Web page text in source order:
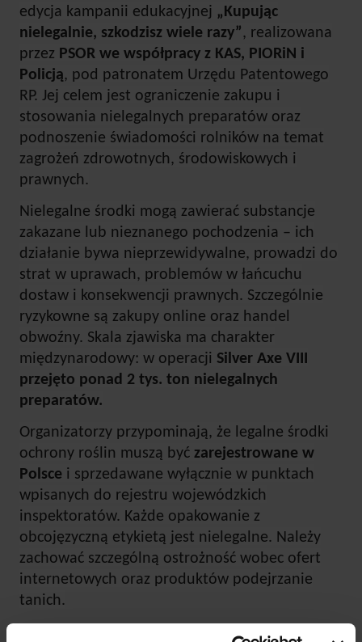
edycja kampanii edukacyjnej „Kupując
nielegalnie, szkodzisz wiele razy”, realizowana
przez PSOR we współpracy z KAS, PIORiN i
Policją, pod patronatem Urzędu Patentowego
RP. Jej celem jest ograniczenie zakupu i
stosowania nielegalnych preparatów oraz
podnoszenie świadomości rolników na temat
zagrożeń zdrowotnych, środowiskowych i
prawnych.
Nielegalne środki mogą zawierać substancje
zakazane lub nieznanego pochodzenia – ich
działanie bywa nieprzewidywalne, prowadzi do
strat w uprawach, problemów w łańcuchu
dostaw i konsekwencji prawnych. Szczególnie
ryzykowne są zakupy online oraz handel
obwoźny. Skala zjawiska ma charakter
międzynarodowy: w operacji Silver Axe VIII
przejęto ponad 2 tys. ton nielegalnych
preparatów.
Organizatorzy przypominają, że legalne środki
ochrony roślin muszą być zarejestrowane w
Polsce i sprzedawane wyłącznie w punktach
wpisanych do rejestru wojewódzkich
inspektoratów. Każde opakowanie z
obcojęzyczną etykietą jest nielegalne. Należy
zachować szczególną ostrożność wobec ofert
internetowych oraz produktów podejrzanie
tanich.
Zmiany w ustawie o środkach ochrony roślin